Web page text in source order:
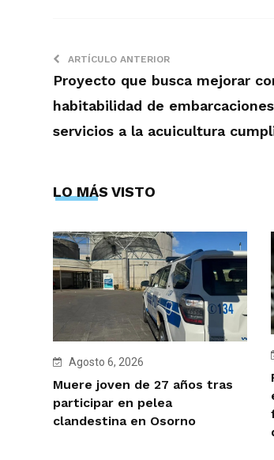
ARTÍCULO ANTERIOR
Proyecto que busca mejorar
habitabilidad de
servicios a la acuicultura
LO MÁS VISTO
Agosto 6, 2026
Muere joven de 27 años tras
participar en pelea
clandestina en Osorno